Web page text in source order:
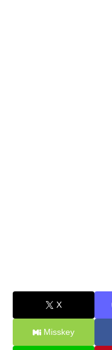
X
Misskey